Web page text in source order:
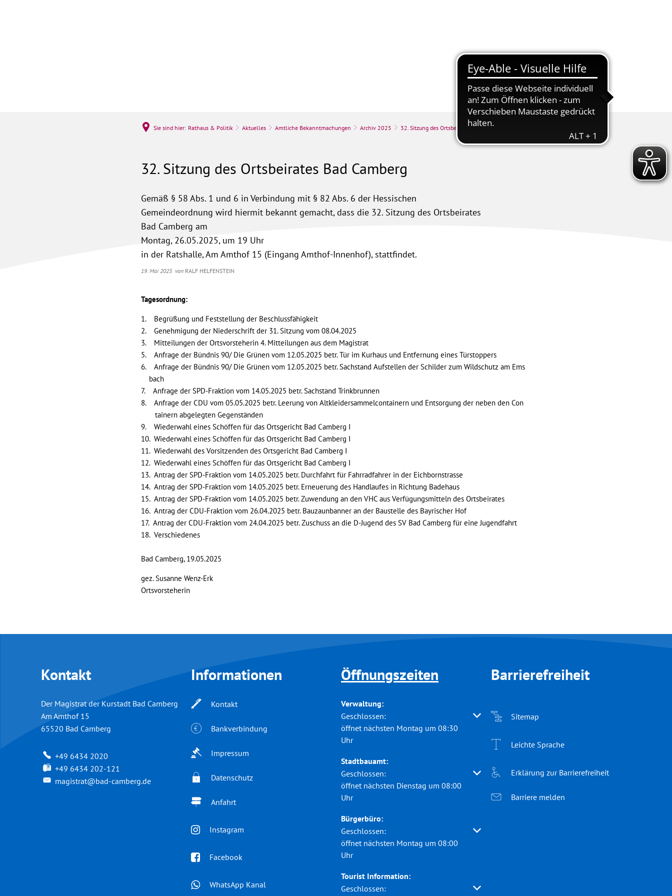
Bauen, Umwelt & Wirtschaft Kur & Tourismus
Sie sind hier: Rathaus & Politik Aktuelles Amtliche Bekanntmachungen Archiv 2025 32. Sitzung des Ortsbeirates Bad Camberg
32. Sitzung des Ortsbeirates Bad Camberg
Gemäß § 58 Abs. 1 und 6 in Verbindung mit § 82 Abs. 6 der Hessischen
Gemeindeordnung wird hiermit bekannt gemacht, dass die 32. Sitzung des Ortsbeirates
Bad Camberg am
Montag, 26.05.2025, um 19 Uhr
in der Ratshalle, Am Amthof 15 (Eingang Amthof-Innenhof), stattfindet.
19. Mai 2025 von RALF HELFENSTEIN
Tagesordnung:
1. Begrüßung und Feststellung der Beschlussfähigkeit
2. Genehmigung der Niederschrift der 31. Sitzung vom 08.04.2025
3. Mitteilungen der Ortsvorsteherin 4. Mitteilungen aus dem Magistrat
5. Anfrage der Bündnis 90/ Die Grünen vom 12.05.2025 betr. Tür im Kurhaus und Entfernung eines Türstoppers
6. Anfrage der Bündnis 90/ Die Grünen vom 12.05.2025 betr. Sachstand Aufstellen der Schilder zum Wildschutz am Ems
bach
7. Anfrage der SPD-Fraktion vom 14.05.2025 betr. Sachstand Trinkbrunnen
8. Anfrage der CDU vom 05.05.2025 betr. Leerung von Altkleidersammelcontainern und Entsorgung der neben den Con
tainern abgelegten Gegenständen
9. Wiederwahl eines Schöffen für das Ortsgericht Bad Camberg I
10. Wiederwahl eines Schöffen für das Ortsgericht Bad Camberg I
11. Wiederwahl des Vorsitzenden des Ortsgericht Bad Camberg I
12. Wiederwahl eines Schöffen für das Ortsgericht Bad Camberg I
13. Antrag der SPD-Fraktion vom 14.05.2025 betr. Durchfahrt für Fahrradfahrer in der Eichbornstrasse
14. Antrag der SPD-Fraktion vom 14.05.2025 betr. Erneuerung des Handlaufes in Richtung Badehaus
15. Antrag der SPD-Fraktion vom 14.05.2025 betr. Zuwendung an den VHC aus Verfügungsmitteln des Ortsbeirates
16. Antrag der CDU-Fraktion vom 26.04.2025 betr. Bauzaunbanner an der Baustelle des Bayrischer Hof
17. Antrag der CDU-Fraktion vom 24.04.2025 betr. Zuschuss an die D-Jugend des SV Bad Camberg für eine Jugendfahrt
18. Verschiedenes
Bad Camberg, 19.05.2025
gez. Susanne Wenz-Erk
Ortsvorsteherin
Kontakt
Der Magistrat der Kurstadt Bad Camberg
Am Amthof 15
65520 Bad Camberg
+49 6434 2020
+49 6434 202-121
magistrat@bad-camberg.de
Informationen
Kontakt
Bankverbindung
Impressum
Datenschutz
Anfahrt
Instagram
Facebook
WhatsApp Kanal
Öffnungszeiten
Verwaltung:
Klicken, um weitere Öffnungs- oder Schließzeiten auszublenden
Geschlossen:
öffnet nächsten Montag um 08:30
Uhr
Stadtbauamt:
Klicken, um weitere Öffnungs- oder Schließzeiten auszublenden
Geschlossen:
öffnet nächsten Dienstag um 08:00
Uhr
Bürgerbüro:
Klicken, um weitere Öffnungs- oder Schließzeiten auszublenden
Geschlossen:
öffnet nächsten Montag um 08:00
Uhr
Tourist Information:
Klicken, um weitere Öffnungs- oder Schließzeiten auszublenden
Geschlossen:
Barrierefreiheit
Sitemap
Leichte Sprache
Erklärung zur Barrierefreiheit
Barriere melden